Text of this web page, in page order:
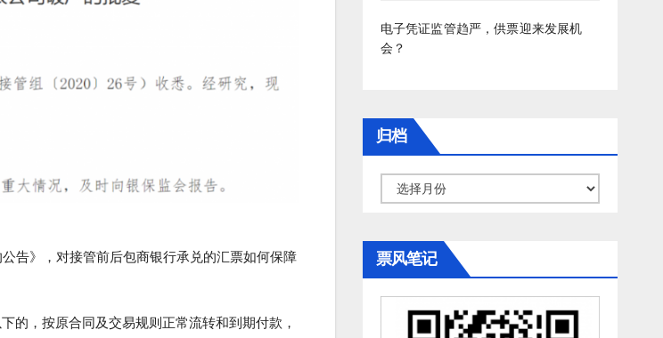
告》，对接管前后包商银行承兑的汇票如何保障
的，按原合同及交易规则正常流转和到期付款，
电子凭证监管趋严，供票迎来发展机
会？
归档
档
票风笔记